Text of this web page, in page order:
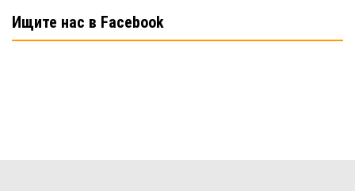
Ищите нас в Facebook